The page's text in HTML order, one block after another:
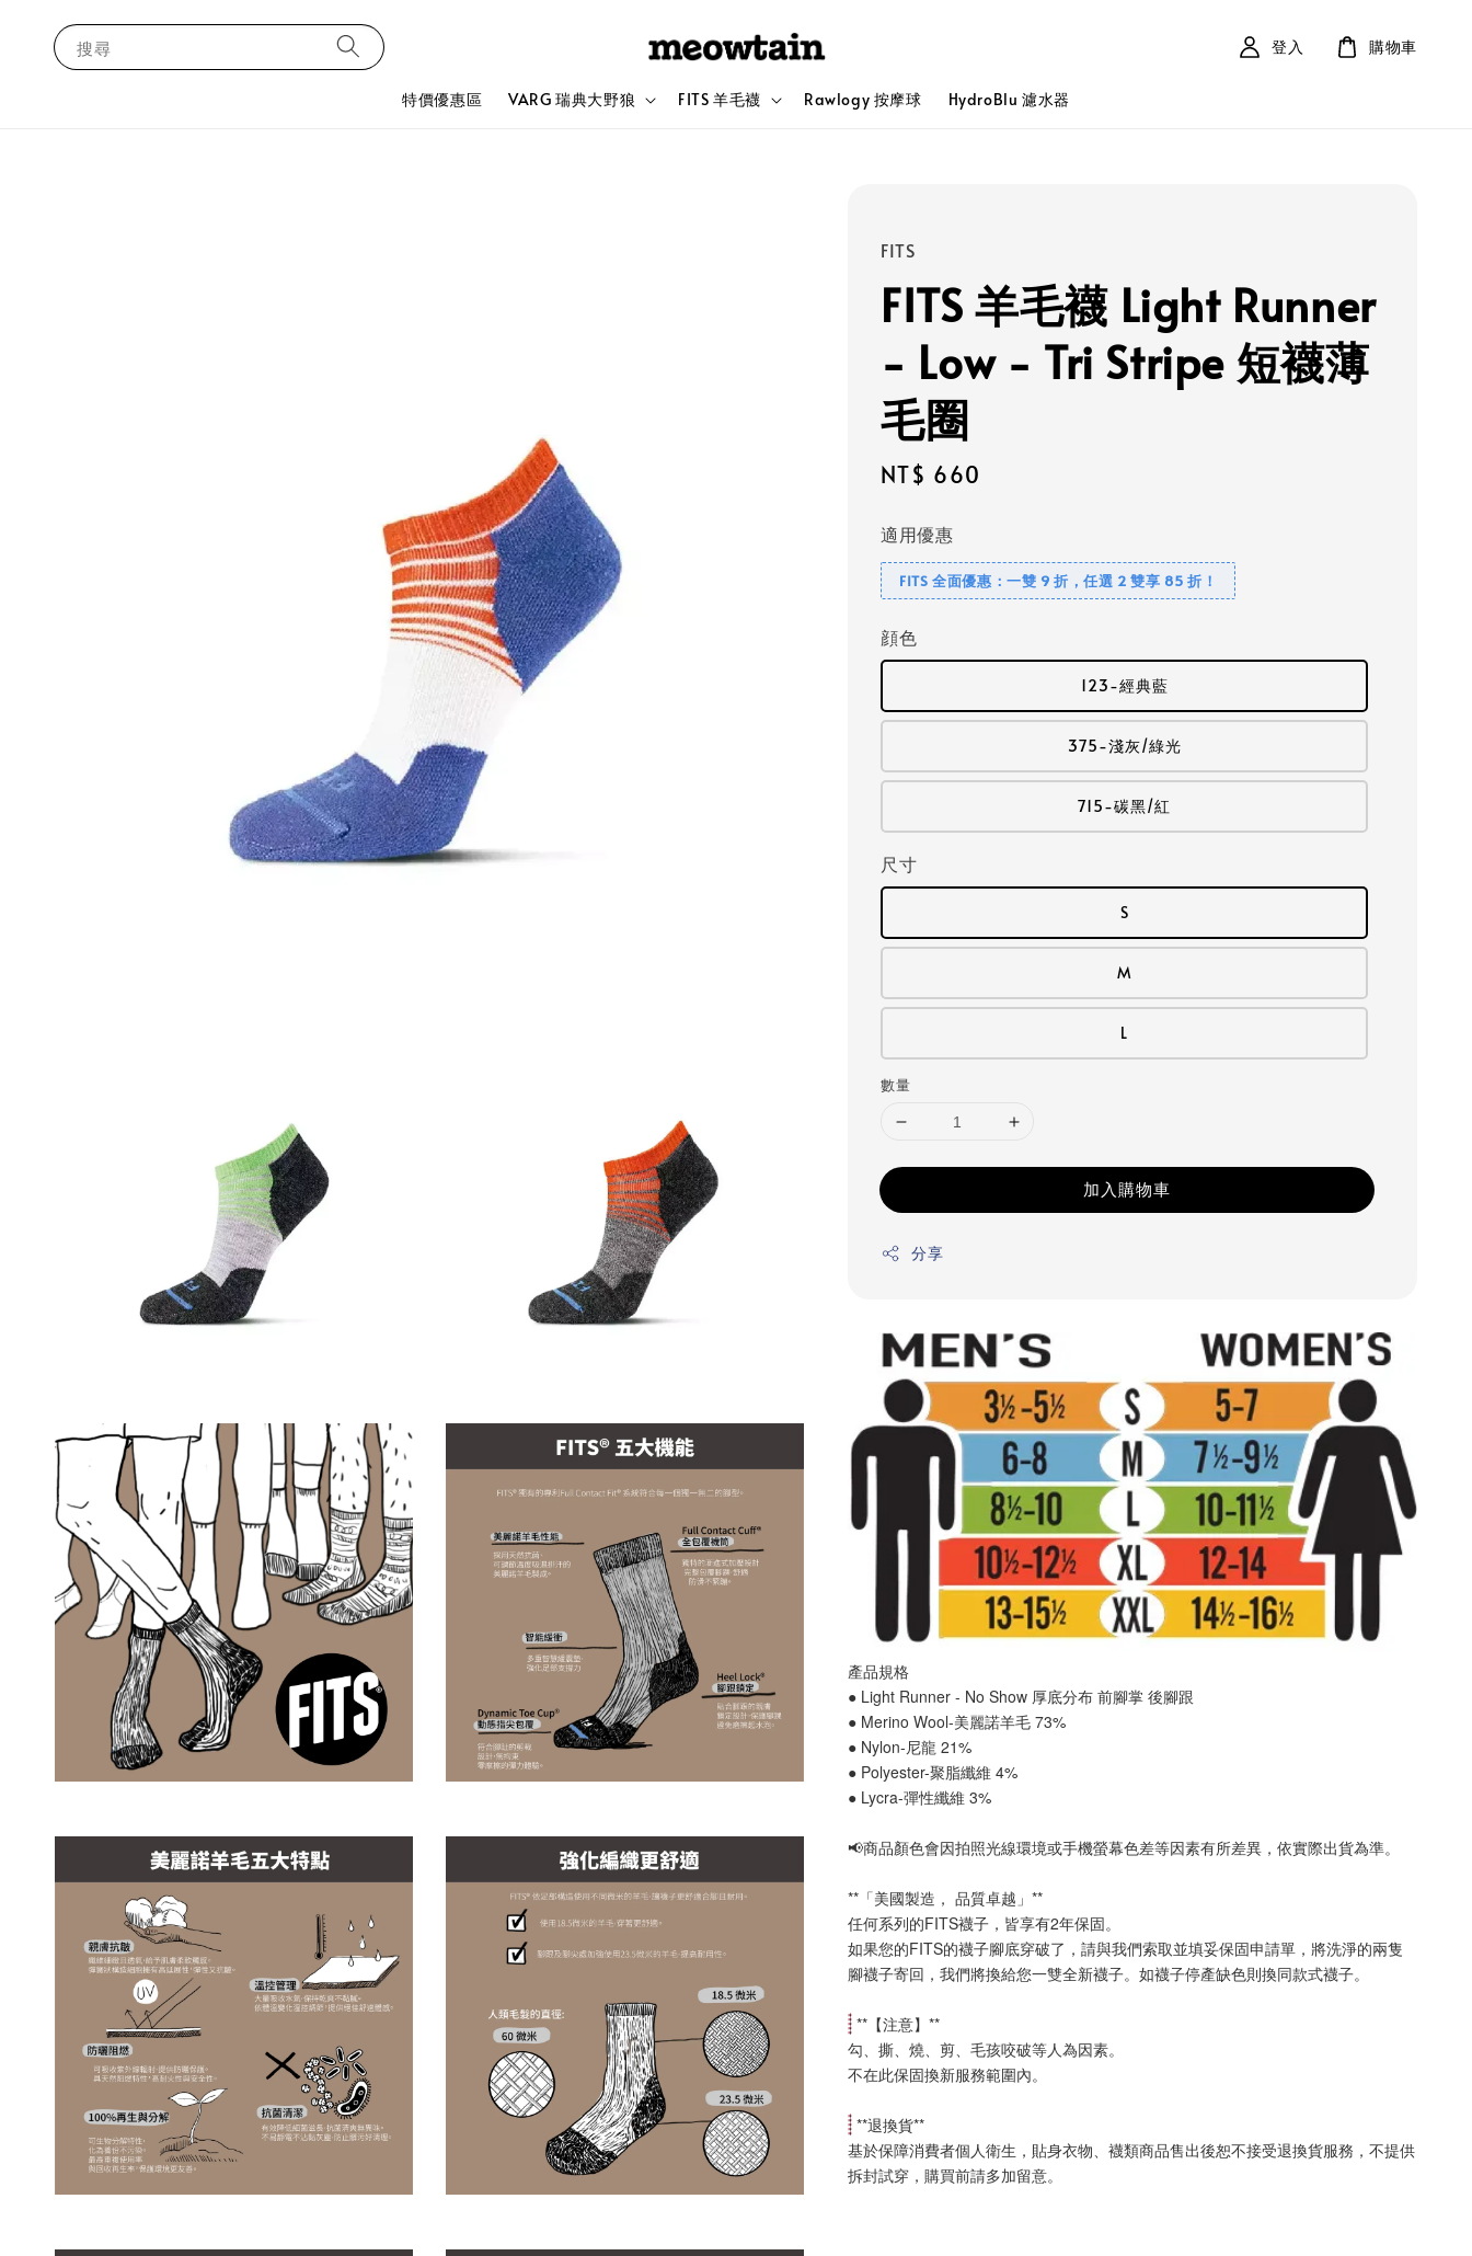
搜尋
特價優惠區 VARG 瑞典大野狼 FITS 羊毛襪 Rawlogy 按摩球 HydroBlu 濾水器
登入 購物車
FITS
FITS 羊毛襪 Light Runner
- Low - Tri Stripe 短襪薄
毛圈
Regular
NT$ 660
適用優惠
FITS 全面優惠：一雙 9 折，任選 2 雙享 85 折！
顔色
123-經典藍
375-淺灰/綠光
715-碳黑/紅
尺寸
S
M
L
數量
加入購物車
分享
產品規格
● Light Runner - No Show 厚底分布 前腳掌 後腳跟
● Merino Wool-美麗諾羊毛 73%
● Nylon-尼龍 21%
● Polyester-聚脂纖維 4%
● Lycra-彈性纖維 3%
📢商品顏色會因拍照光線環境或手機螢幕色差等因素有所差異，依實際出貨為準。
**「美國製造， 品質卓越」**
任何系列的FITS襪子，皆享有2年保固。
如果您的FITS的襪子腳底穿破了，請與我們索取並填妥保固申請單，將洗淨的兩隻
腳襪子寄回，我們將換給您一雙全新襪子。如襪子停產缺色則換同款式襪子。
**【注意】**
勾、撕、燒、剪、毛孩咬破等人為因素。
不在此保固換新服務範圍內。
**退換貨**
基於保障消費者個人衛生，貼身衣物、襪類商品售出後恕不接受退換貨服務，不提供
拆封試穿，購買前請多加留意。